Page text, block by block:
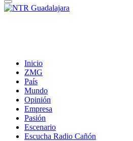
Inicio
ZMG
País
Mundo
Opinión
Empresa
Pasión
Escenario
Escucha Radio Cañón